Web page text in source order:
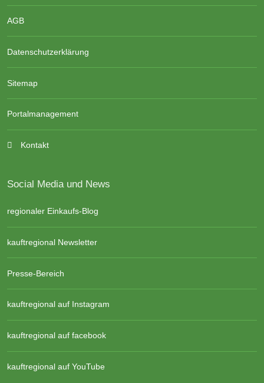
AGB
Datenschutzerklärung
Sitemap
Portalmanagement
Kontakt
Social Media und News
regionaler Einkaufs-Blog
kauftregional Newsletter
Presse-Bereich
kauftregional auf Instagram
kauftregional auf facebook
kauftregional auf YouTube